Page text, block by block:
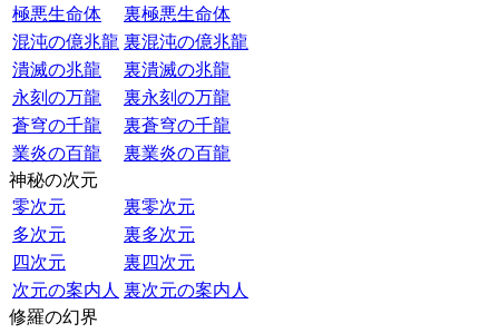
極悪生命体
裏極悪生命体
混沌の億兆龍 裏混沌の億兆龍
潰滅の兆龍
裏潰滅の兆龍
永刻の万龍
裏永刻の万龍
蒼穹の千龍
裏蒼穹の千龍
業炎の百龍
裏業炎の百龍
神秘の次元
零次元
裏零次元
多次元
裏多次元
四次元
裏四次元
次元の案内人 裏次元の案内人
修羅の幻界